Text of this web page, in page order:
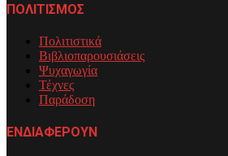
ΠΟΛΙΤΙΣΜΟΣ
Πολιτιστικά
Βιβλιοπαρουσιάσεις
Ψυχαγωγία
Τέχνες
Παράδοση
ΕΝΔΙΑΦΕΡΟΥΝ